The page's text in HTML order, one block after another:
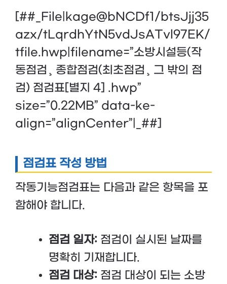
[##_File|kage@bNCDf1/btsJjj35
azx/tLqrdhYtN5vdJsATvl97EK/
tfile.hwp|filename=”소방시설등(작
동점검¸ 종합점검(최초점검¸ 그 밖의 점
검) 점검표[별지 4] .hwp”
size=”0.22MB” data-ke-
align=”alignCenter”|_##]
점검표 작성 방법
작동기능점검표는 다음과 같은 항목을 포
함해야 합니다.
점검 일자: 점검이 실시된 날짜를
명확히 기재합니다.
점검 대상: 점검 대상이 되는 소방